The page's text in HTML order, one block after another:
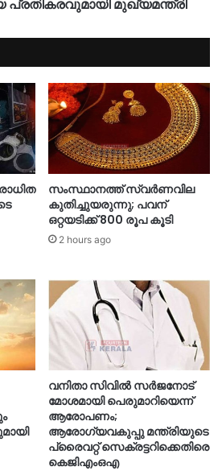
മുഖ്യമന്ത്രി
സംസ്ഥാനത്ത് സ്വർണവില
കുതിച്ചുയരുന്നു; പവന്
ഒറ്റയടിക്ക് 800 രൂപ കൂടി
2 hours ago
വനിതാ സിവിൽ സർജനോട്
മോശമായി പെരുമാറിയെന്ന്
ആരോപണം;
ആരോഗ്യവകുപ്പു മന്ത്രിയുടെ
പ്രൈവറ്റ് സെക്രട്ടറിക്കെതിരെ
കെജിഎംഒഎ